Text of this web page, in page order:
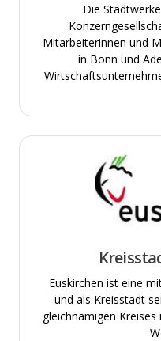
Die
Mitarbeiterinnen und
in Bonn und
Euskirchen ist eine
und als Kreisstadt
gleichnamigen